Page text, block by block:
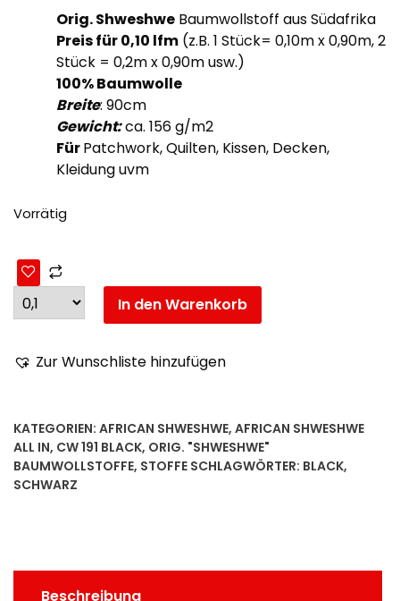
Orig. Shweshwe Baumwollstoff aus Südafrika
Preis für 0,10 lfm (z.B. 1 Stück= 0,10m x 0,90m, 2
Stück = 0,2m x 0,90m usw.)
100% Baumwolle
Breite: 90cm
Gewicht:ca. 156 g/m2
FürPatchwork, Quilten, Kissen, Decken,
Kleidung uvm
Vorrätig
In den Warenkorb
Zur Wunschliste hinzufügen
KATEGORIEN: AFRICAN SHWESHWE, AFRICAN SHWESHWE
ALL IN, CW 191 BLACK, ORIG. "SHWESHWE"
BAUMWOLLSTOFFE, STOFFE SCHLAGWÖRTER: BLACK,
SCHWARZ
Beschreibung